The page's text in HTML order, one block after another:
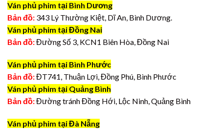
Ván phủ phim tại Bình Dương
Bản đồ: 343 Lý Thường Kiệt, Dĩ An, Bình Dương.
Ván phủ phim tại Đồng Nai
Bản đồ:Đường Số 3, KCN1 Biên Hòa, Đồng Nai
Ván phủ phim tại Bình Phước
Bản đồ:ĐT741, Thuận Lợi, Đồng Phú, Bình Phước
Ván phủ phim tại Quảng Bình
Bản đồ:Đường tránh Đồng Hới, Lộc Ninh, Quảng Bình
Ván phủ phim tại Đà Nẵng